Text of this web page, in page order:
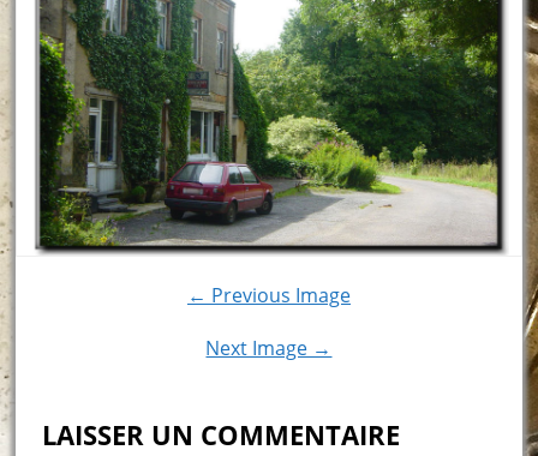
← Previous Image
Next Image →
LAISSER UN COMMENTAIRE